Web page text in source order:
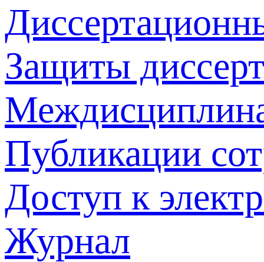
Защиты
Публикации
Доступ к
Журнал